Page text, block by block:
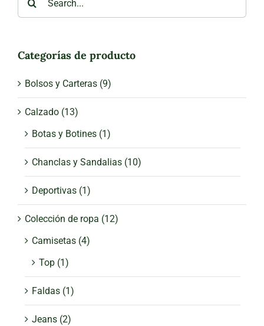
Categorías de producto
Bolsos y Carteras (9)
Calzado (13)
Botas y Botines (1)
Chanclas y Sandalias (10)
Deportivas (1)
Colección de ropa (12)
Camisetas (4)
Top (1)
Faldas (1)
Jeans (2)